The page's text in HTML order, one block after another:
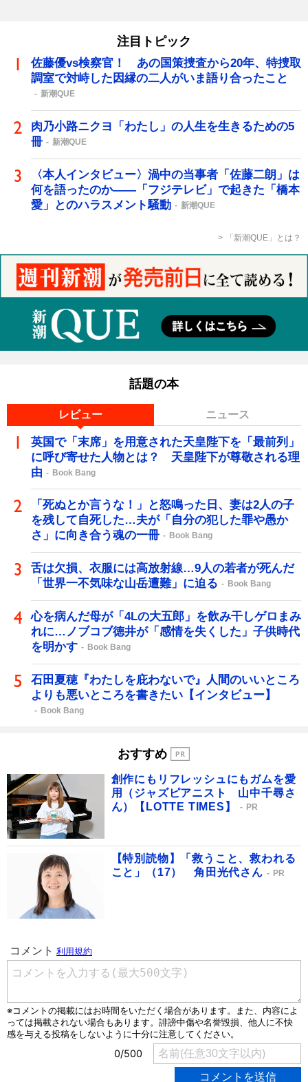
注目トピック
佐藤優vs検察官！ あの国策捜査から20年、特捜取
調室で対峙した因縁の二人がいま語り合ったこと
新潮QUE
肉乃小路ニクヨ「わたし」の人生を生きるための5
冊
新潮QUE
〈本人インタビュー〉渦中の当事者「佐藤二朗」は
何を語ったのか――「フジテレビ」で起きた「橋本
愛」とのハラスメント騒動
新潮QUE
「新潮QUE」とは？
話題の本
レビュー ニュース
英国で「末席」を用意された天皇陛下を「最前列」
に呼び寄せた人物とは？ 天皇陛下が尊敬される理
由
Book Bang
「死ぬとか言うな！」と怒鳴った日、妻は2人の子
を残して自死した…夫が「自分の犯した罪や愚か
さ」に向き合う魂の一冊
Book Bang
舌は欠損、衣服には高放射線…9人の若者が死んだ
「世界一不気味な山岳遭難」に迫る
Book Bang
心を病んだ母が「4Lの大五郎」を飲み干しゲロまみ
れに…ノブコブ徳井が「感情を失くした」子供時代
を明かす
Book Bang
石田夏穂『わたしを庇わないで』人間のいいところ
よりも悪いところを書きたい【インタビュー】
Book Bang
おすすめ
創作にもリフレッシュにもガムを愛
用（ジャズピアニスト 山中千尋さ
ん）【LOTTE TIMES】
PR
【特別読物】「救うこと、救われる
こと」（17） 角田光代さん
PR